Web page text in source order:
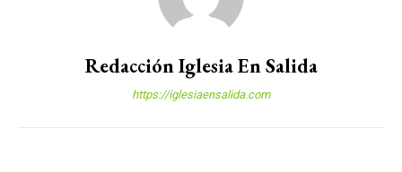
Redacción Iglesia En Salida
https://iglesiaensalida.com